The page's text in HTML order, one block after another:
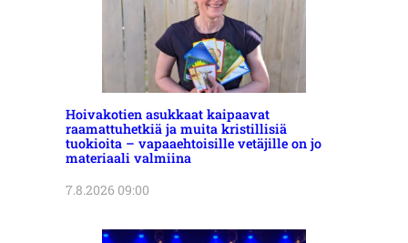
Hoivakotien asukkaat kaipaavat
raamattuhetkiä ja muita kristillisiä
tuokioita – vapaaehtoisille vetäjille on jo
materiaali valmiina
7.8.2026 09:00